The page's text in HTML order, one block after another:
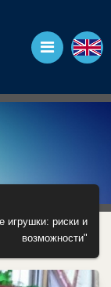
игрушки: риски и
возможности"